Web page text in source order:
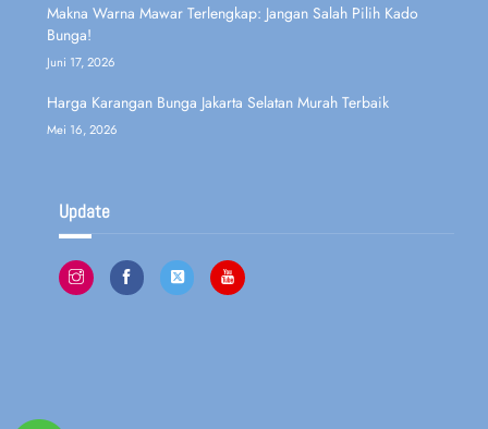
Makna Warna Mawar Terlengkap: Jangan Salah Pilih Kado
Bunga!
Juni 17, 2026
Harga Karangan Bunga Jakarta Selatan Murah Terbaik
Mei 16, 2026
Update